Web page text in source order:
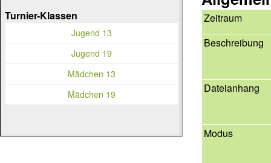
Zeitraum
Beschreibung
Dateianhang
Modus
Turnier-Klassen
Jugend 13
Jugend 19
Mädchen 13
Mädchen 19